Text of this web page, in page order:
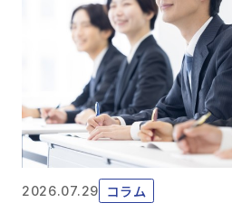
2026.07.29 コラム